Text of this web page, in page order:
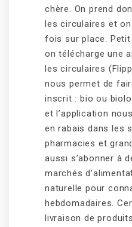
chère. On prend
les circulaires et
fois sur place.
on télécharge une
les circulaires
nous permet de
inscrit : bio ou
et l’application
en rabais dans les
pharmacies et
aussi s’abonner à
marchés
naturelle pour
hebdomadaires.
livraison de